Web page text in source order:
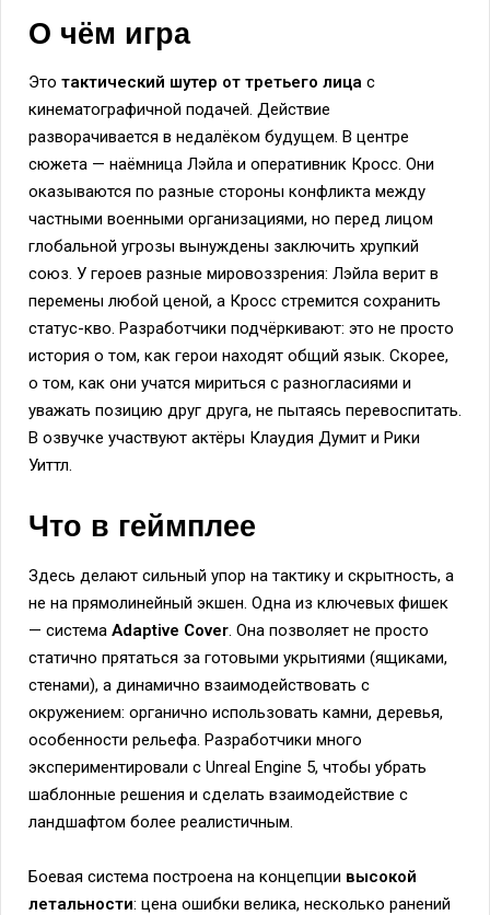
О чём игра
Это тактический шутер от третьего лица с
кинематографичной подачей. Действие
разворачивается в недалёком будущем. В центре
сюжета — наёмница Лэйла и оперативник Кросс. Они
оказываются по разные стороны конфликта между
частными военными организациями, но перед лицом
глобальной угрозы вынуждены заключить хрупкий
союз. У героев разные мировоззрения: Лэйла верит в
перемены любой ценой, а Кросс стремится сохранить
статус-кво. Разработчики подчёркивают: это не просто
история о том, как герои находят общий язык. Скорее,
о том, как они учатся мириться с разногласиями и
уважать позицию друг друга, не пытаясь перевоспитать.
В озвучке участвуют актёры Клаудия Думит и Рики
Уиттл.
Что в геймплее
Здесь делают сильный упор на тактику и скрытность, а
не на прямолинейный экшен. Одна из ключевых фишек
— система Adaptive Cover. Она позволяет не просто
статично прятаться за готовыми укрытиями (ящиками,
стенами), а динамично взаимодействовать с
окружением: органично использовать камни, деревья,
особенности рельефа. Разработчики много
экспериментировали с Unreal Engine 5, чтобы убрать
шаблонные решения и сделать взаимодействие с
ландшафтом более реалистичным.
Боевая система построена на концепции высокой
летальности: цена ошибки велика, несколько ранений